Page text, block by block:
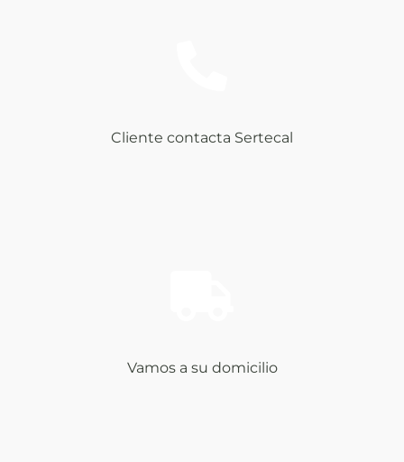
Cliente contacta Sertecal
Vamos a su domicilio